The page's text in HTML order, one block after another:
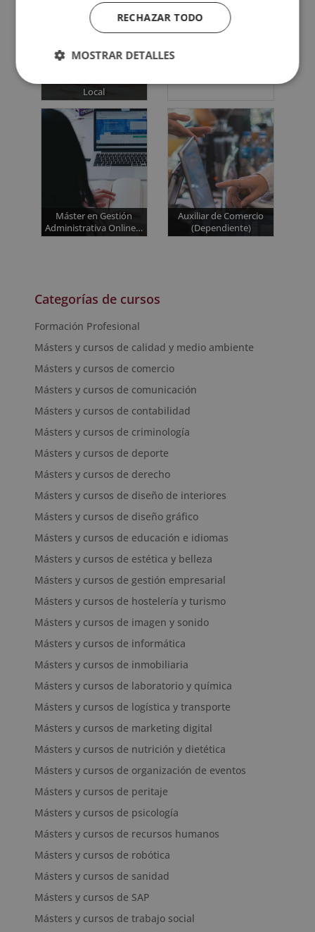
Local
MBA en Comercio
Internacional: Máster
Máster en Gestión
Administrativa Online…
Auxiliar de Comercio
(Dependiente)
Categorías de cursos
Formación Profesional
Másters y cursos de calidad y medio ambiente
Másters y cursos de comercio
Másters y cursos de comunicación
Másters y cursos de contabilidad
Másters y cursos de criminología
Másters y cursos de deporte
Másters y cursos de derecho
Másters y cursos de diseño de interiores
Másters y cursos de diseño gráfico
Másters y cursos de educación e idiomas
Másters y cursos de estética y belleza
Másters y cursos de gestión empresarial
Másters y cursos de hostelería y turismo
Másters y cursos de imagen y sonido
Másters y cursos de informática
Másters y cursos de inmobiliaria
Másters y cursos de laboratorio y química
Másters y cursos de logística y transporte
Másters y cursos de marketing digital
Másters y cursos de nutrición y dietética
Másters y cursos de organización de eventos
Másters y cursos de peritaje
Másters y cursos de psicología
Másters y cursos de recursos humanos
Másters y cursos de robótica
Másters y cursos de sanidad
Másters y cursos de SAP
Másters y cursos de trabajo social
RECHAZAR TODO
MOSTRAR DETALLES